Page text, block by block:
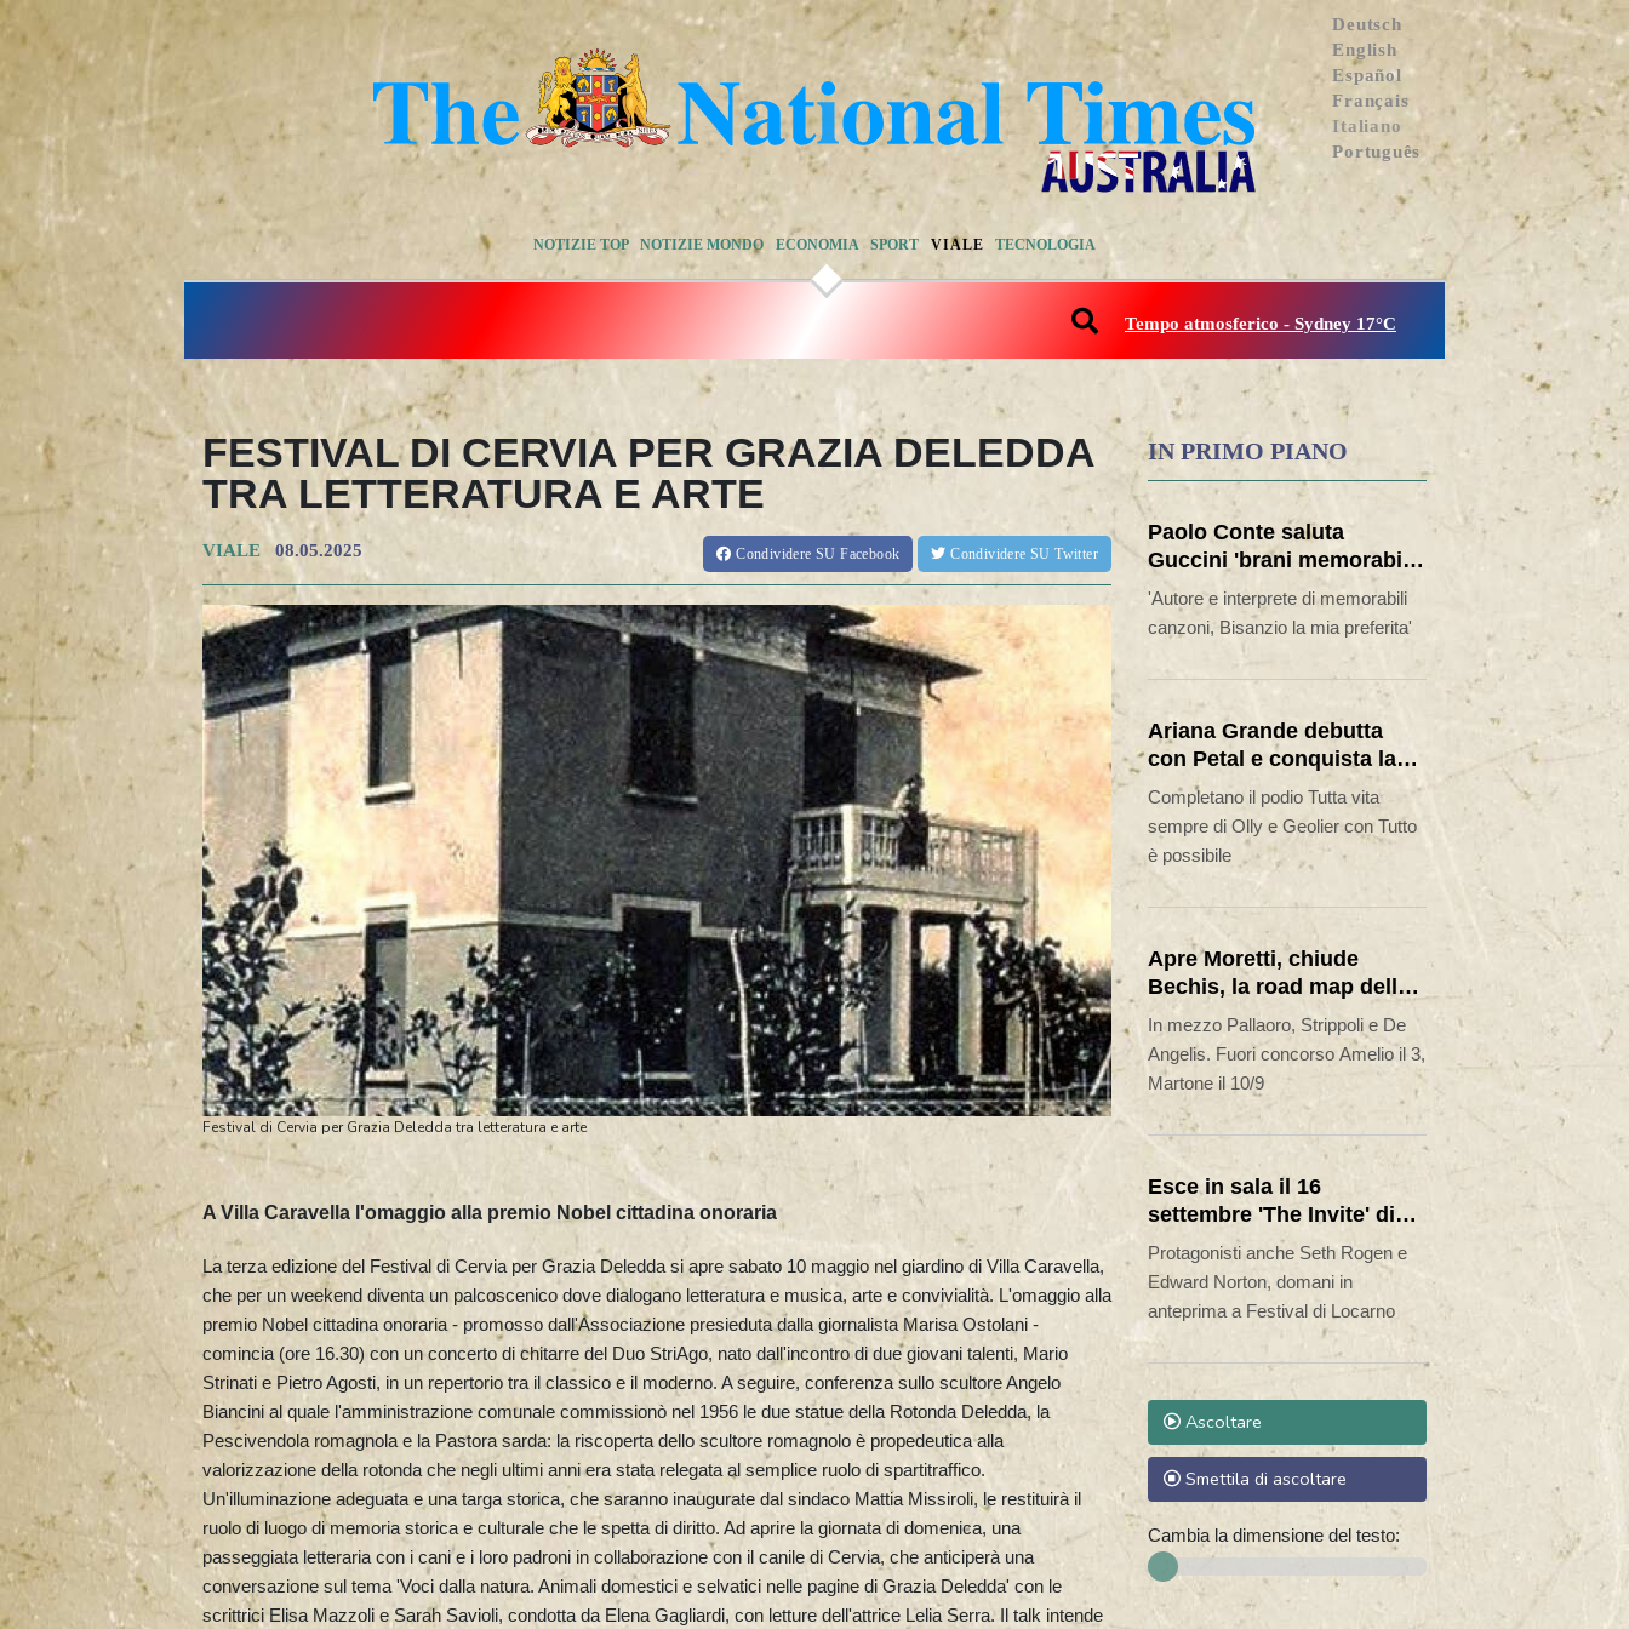
Deutsch
English
Español
Français
Italiano
Português
NOTIZIE TOP NOTIZIE MONDO ECONOMIA SPORT VIALE TECNOLOGIA
Tempo atmosferico - Sydney 17°C
FESTIVAL DI CERVIA PER GRAZIA DELEDDA
TRA LETTERATURA E ARTE
VIALE 08.05.2025 Condividere SU Facebook Condividere SU Twitter
Festival di Cervia per Grazia Deledda tra letteratura e arte
A Villa Caravella l'omaggio alla premio Nobel cittadina onoraria
La terza edizione del Festival di Cervia per Grazia Deledda si apre sabato 10 maggio nel giardino di Villa Caravella,
che per un weekend diventa un palcoscenico dove dialogano letteratura e musica, arte e convivialità. L'omaggio alla
premio Nobel cittadina onoraria - promosso dall'Associazione presieduta dalla giornalista Marisa Ostolani -
comincia (ore 16.30) con un concerto di chitarre del Duo StriAgo, nato dall'incontro di due giovani talenti, Mario
Strinati e Pietro Agosti, in un repertorio tra il classico e il moderno. A seguire, conferenza sullo scultore Angelo
Biancini al quale l'amministrazione comunale commissionò nel 1956 le due statue della Rotonda Deledda, la
Pescivendola romagnola e la Pastora sarda: la riscoperta dello scultore romagnolo è propedeutica alla
valorizzazione della rotonda che negli ultimi anni era stata relegata al semplice ruolo di spartitraffico.
Un'illuminazione adeguata e una targa storica, che saranno inaugurate dal sindaco Mattia Missiroli, le restituirà il
ruolo di luogo di memoria storica e culturale che le spetta di diritto. Ad aprire la giornata di domenica, una
passeggiata letteraria con i cani e i loro padroni in collaborazione con il canile di Cervia, che anticiperà una
conversazione sul tema 'Voci dalla natura. Animali domestici e selvatici nelle pagine di Grazia Deledda' con le
scrittrici Elisa Mazzoli e Sarah Savioli, condotta da Elena Gagliardi, con letture dell'attrice Lelia Serra. Il talk intende
IN PRIMO PIANO
Paolo Conte saluta
Guccini 'brani memorabili,
la tua compagnia mi ha
sempre divertito'
'Autore e interprete di memorabili
canzoni, Bisanzio la mia preferita'
Ariana Grande debutta
con Petal e conquista la
Hit Parade
Completano il podio Tutta vita
sempre di Olly e Geolier con Tutto
è possibile
Apre Moretti, chiude
Bechis, la road map della
Mostra di Venezia
In mezzo Pallaoro, Strippoli e De
Angelis. Fuori concorso Amelio il 3,
Martone il 10/9
Esce in sala il 16
settembre 'The Invite' di
Olivia Wilde con Penelope
Cruz
Protagonisti anche Seth Rogen e
Edward Norton, domani in
anteprima a Festival di Locarno
Ascoltare
Smettila di ascoltare
Cambia la dimensione del testo: